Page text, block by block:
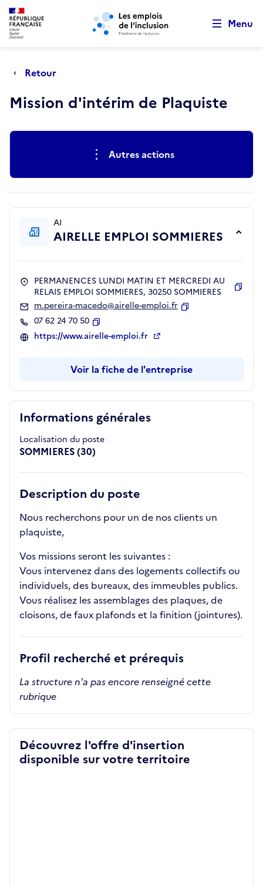
Aller au menu principal Aller au contenu principal
Menu
Retour
Mission d'intérim de Plaquiste
Actions rapidesAutres actions
Informations générales
Localisation du poste
SOMMIERES (30)
Description du poste
Nous recherchons pour un de nos clients un
plaquiste,
Vos missions seront les suivantes :
Vous intervenez dans des logements collectifs ou
individuels, des bureaux, des immeubles publics.
Vous réalisez les assemblages des plaques, de
cloisons, de faux plafonds et la finition (jointures).
Profil recherché et prérequis
La structure n'a pas encore renseigné cette
rubrique
AI
AIRELLE EMPLOI SOMMIERES
PERMANENCES LUNDI MATIN ET MERCREDI AU
RELAIS EMPLOI SOMMIERES, 30250 SOMMIERES
m.pereira-macedo@airelle-emploi.fr
07 62 24 70 50
Copier
https://www.airelle-emploi.fr
Voir la fiche de l'entreprise
Découvrez l'offre d'insertion
disponible sur votre territoire
Retour au début de la page
Panneau de gestion des cookies